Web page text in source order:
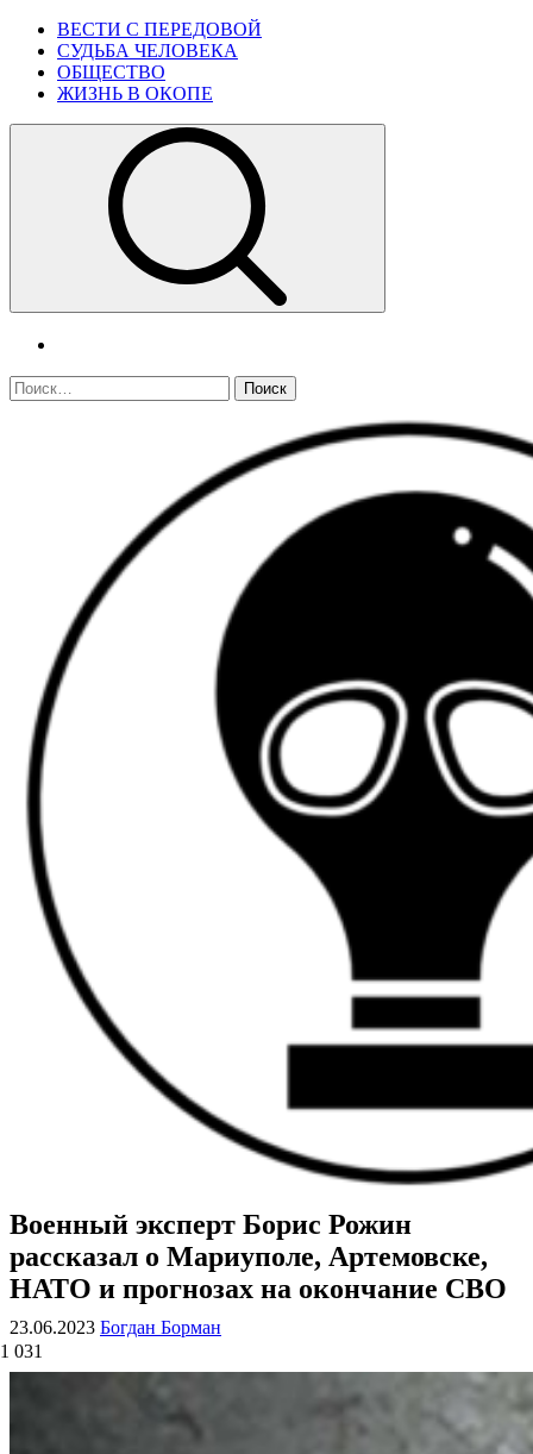
Skip
content
Primary
Menu
ВЕСТИ С ПЕРЕДОВОЙ
СУДЬБА ЧЕЛОВЕКА
ОБЩЕСТВО
ЖИЗНЬ В ОКОПЕ
Найти:
ВОЕННЫЕ СТРАНИЦЫ
СТАТЬИ ВОЕННОЙ ТЕМАТИКИ
Военный эксперт Борис Рожин
рассказал о Мариуполе, Артемовске,
НАТО и прогнозах на окончание СВО
23.06.2023 Богдан Борман
1 031